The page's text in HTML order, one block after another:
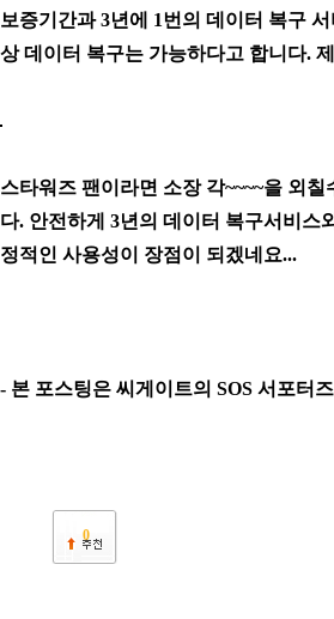
보증기간과 3년에 1번의 데이터 복구
상 데이터 복구는 가능하다고 합니다.
스타워즈 팬이라면 소장 각~~~~을 외
다. 안전하게 3년의 데이터 복구서비스
정적인 사용성이 장점이 되겠네요...
- 본 포스팅은 씨게이트의 SOS 서포터
0